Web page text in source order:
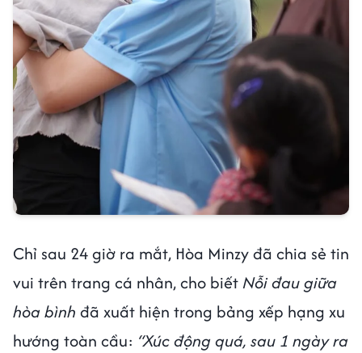
Chỉ sau 24 giờ ra mắt, Hòa Minzy đã chia sẻ tin
vui trên trang cá nhân, cho biết Nỗi đau giữa
hòa bình đã xuất hiện trong bảng xếp hạng xu
hướng toàn cầu: “Xúc động quá, sau 1 ngày ra